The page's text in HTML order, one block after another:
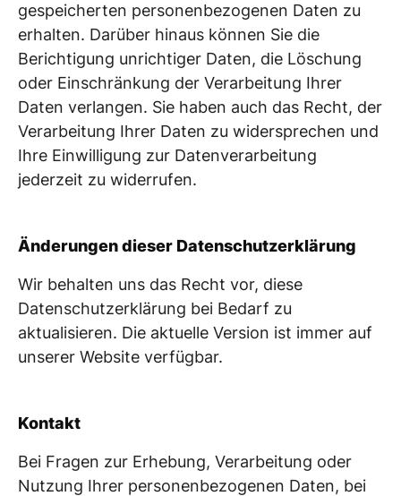
gespeicherten personenbezogenen Daten zu
erhalten. Darüber hinaus können Sie die
Berichtigung unrichtiger Daten, die Löschung
oder Einschränkung der Verarbeitung Ihrer
Daten verlangen. Sie haben auch das Recht, der
Verarbeitung Ihrer Daten zu widersprechen und
Ihre Einwilligung zur Datenverarbeitung
jederzeit zu widerrufen.
Änderungen dieser Datenschutzerklärung
Wir behalten uns das Recht vor, diese
Datenschutzerklärung bei Bedarf zu
aktualisieren. Die aktuelle Version ist immer auf
unserer Website verfügbar.
Kontakt
Bei Fragen zur Erhebung, Verarbeitung oder
Nutzung Ihrer personenbezogenen Daten, bei